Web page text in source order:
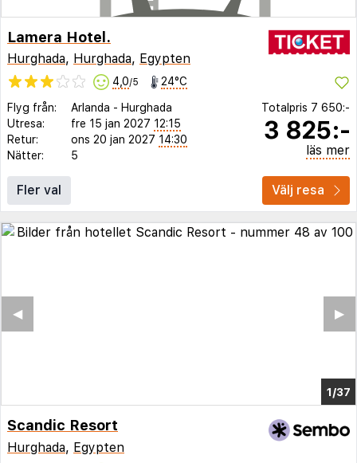
Lamera Hotel.
Hurghada, Hurghada, Egypten
4,0/5 24°C
Flyg från: Arlanda - Hurghada
Utresa:
fre 15 jan 2027 12:15
Retur:
ons 20 jan 2027 14:30
Nätter:
5
Totalpris 7 650:-
3 825:-
läs mer
Fler val Välj resa
1/26
▶︎
◀︎
Scandic Resort
Hurghada, Egypten